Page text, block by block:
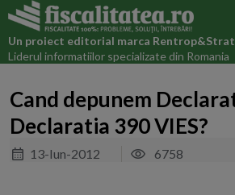
Un proiect editorial marca
Liderul informatiilor specializate din Romania
Cand depunem
Declaratia 390 VIES?
13-Iun-2012 6758